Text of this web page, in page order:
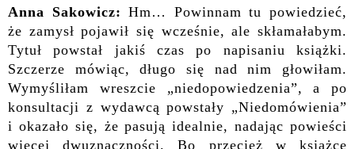
Anna Sakowicz:Hm… Powinnam tu powiedzieć,
że zamysł pojawił się wcześnie, ale skłamałabym.
Tytuł powstał jakiś czas po napisaniu książki.
Szczerze mówiąc, długo się nad nim głowiłam.
Wymyśliłam wreszcie „niedopowiedzenia”, a po
konsultacji z wydawcą powstały „Niedomówienia”
i okazało się, że pasują idealnie, nadając powieści
więcej dwuznaczności. Bo przecież w książce